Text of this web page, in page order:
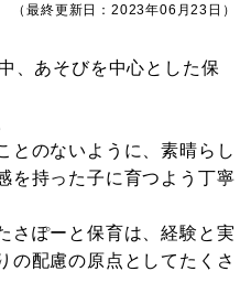
（最終更新日：2023年06月23日）
、あそびを中心とした保
とのないように、素晴らし
を持った子に育つよう丁寧
さぽーと保育は、経験と実
の配慮の原点としてたくさ